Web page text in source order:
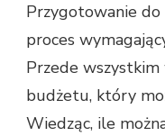
Przygotowanie
proces
Przede
budżetu, który
Wiedząc, ile